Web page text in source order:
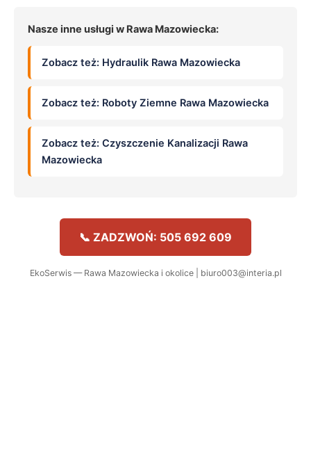
Nasze inne usługi w Rawa Mazowiecka:
Zobacz też: Hydraulik Rawa Mazowiecka
Zobacz też: Roboty Ziemne Rawa Mazowiecka
Zobacz też: Czyszczenie Kanalizacji Rawa
Mazowiecka
📞 ZADZWOŃ: 505 692 609
EkoSerwis — Rawa Mazowiecka i okolice | biuro003@interia.pl